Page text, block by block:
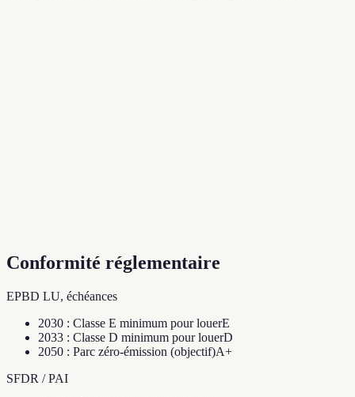
Conformité réglementaire
EPBD LU, échéances
2030 : Classe E minimum pour louerE
2033 : Classe D minimum pour louerD
2050 : Parc zéro-émission (objectif)A+
SFDR / PAI